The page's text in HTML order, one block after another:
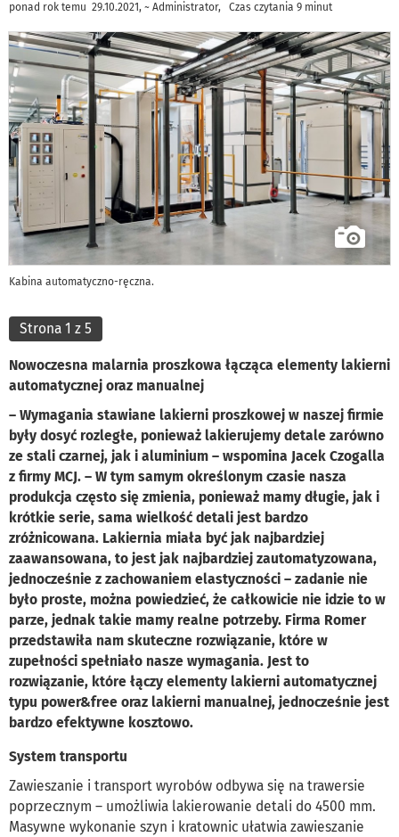
ponad rok temu 29.10.2021, ~ Administrator, Czas czytania 9 minut
Kabina automatyczno-ręczna.
Strona 1 z 5
Nowoczesna malarnia proszkowa łącząca elementy lakierni
automatycznej oraz manualnej
– Wymagania stawiane lakierni proszkowej w naszej firmie
były dosyć rozległe, ponieważ lakierujemy detale zarówno
ze stali czarnej, jak i aluminium – wspomina Jacek Czogalla
z firmy MCJ. – W tym samym określonym czasie nasza
produkcja często się zmienia, ponieważ mamy długie, jak i
krótkie serie, sama wielkość detali jest bardzo
zróżnicowana. Lakiernia miała być jak najbardziej
zaawansowana, to jest jak najbardziej zautomatyzowana,
jednocześnie z zachowaniem elastyczności – zadanie nie
było proste, można powiedzieć, że całkowicie nie idzie to w
parze, jednak takie mamy realne potrzeby. Firma Romer
przedstawiła nam skuteczne rozwiązanie, które w
zupełności spełniało nasze wymagania. Jest to
rozwiązanie, które łączy elementy lakierni automatycznej
typu power&free oraz lakierni manualnej, jednocześnie jest
bardzo efektywne kosztowo.
System transportu
Zawieszanie i transport wyrobów odbywa się na trawersie
poprzecznym – umożliwia lakierowanie detali do 4500 mm.
Masywne wykonanie szyn i kratownic ułatwia zawieszanie